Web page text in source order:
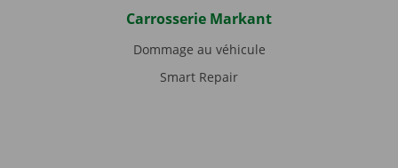
Carrosserie Markant
Dommage au véhicule
Smart Repair